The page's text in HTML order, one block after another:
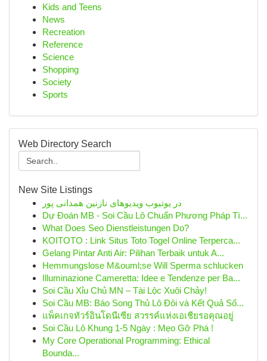
Kids and Teens
News
Recreation
Reference
Science
Shopping
Society
Sports
Web Directory Search
New Site Listings
در یوتیوب ویدیوهای نازنین همدانی پور
Dự Đoán MB - Soi Cầu Lô Chuẩn Phương Pháp Tì...
What Does Seo Dienstleistungen Do?
KOITOTO : Link Situs Toto Togel Online Terperca...
Gelang Pintar Anti Air: Pilihan Terbaik untuk A...
Hemmungslose M&ouml;se Will Sperma schlucken
Illuminazione Cameretta: Idee e Tendenze per Ba...
Soi Cầu Xỉu Chủ MN – Tài Lộc Xuôi Chảy!
Soi Cầu MB: Báo Song Thủ Lô Đôi và Kết Quả Số...
แพ็คเกจทัวร์อินโดนีเซีย สวรรค์แห่งเอเชียรอคุณอยู่
Soi Cầu Lô Khung 1-5 Ngày : Mẹo Gỡ Phá !
My Core Operational Programming: Ethical
Bounda...